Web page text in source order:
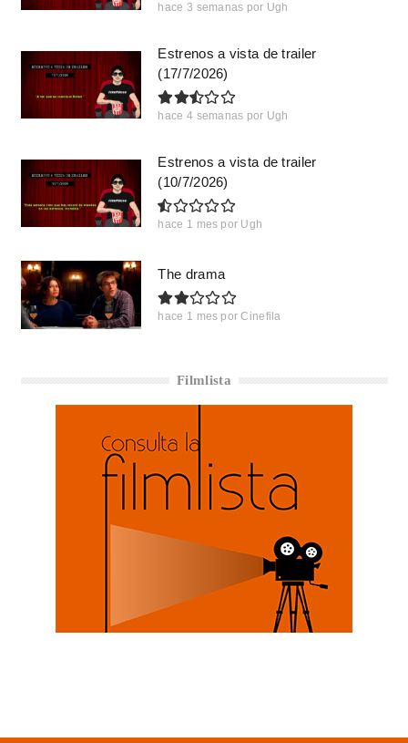
hace 3 semanas por Ugh
Estrenos a vista de trailer
(17/7/2026)
hace 4 semanas por Ugh
Estrenos a vista de trailer
(10/7/2026)
hace 1 mes por Ugh
The drama
hace 1 mes por Cinefila
Filmlista